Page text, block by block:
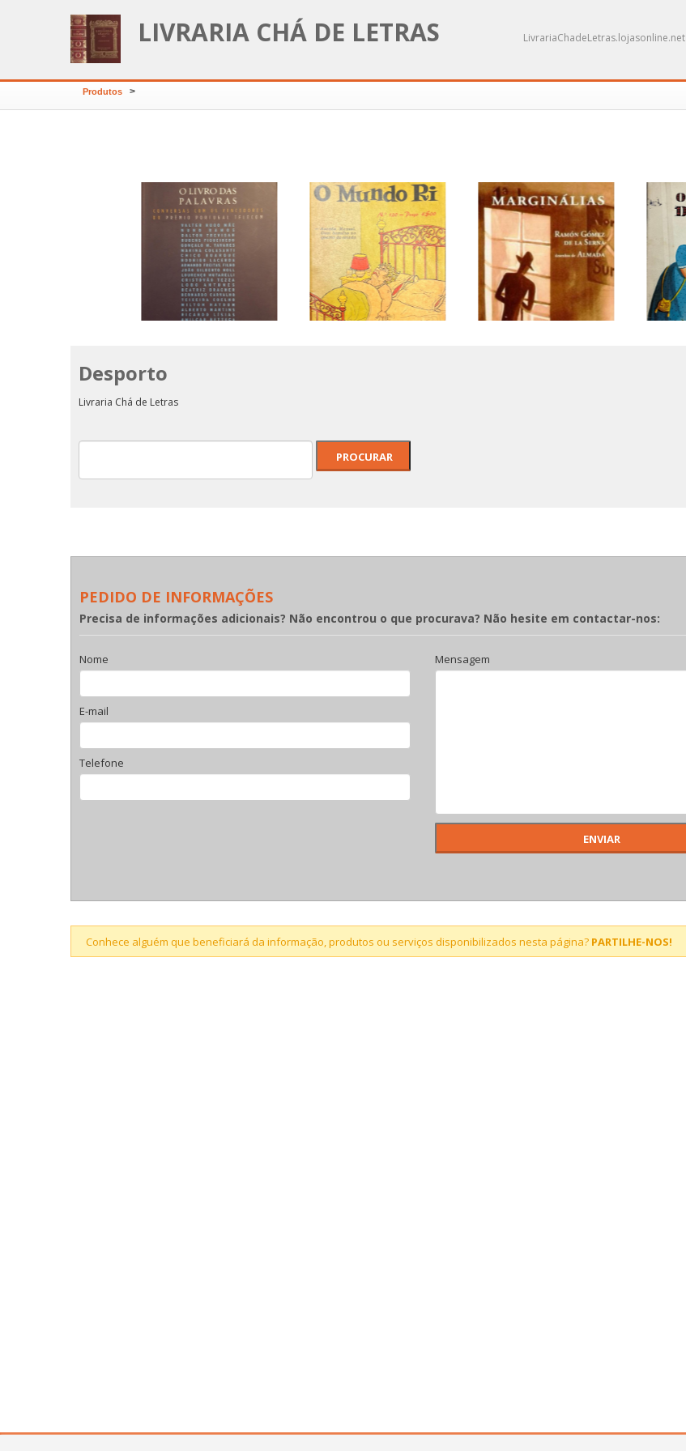
LIVRARIA CHÁ DE LETRAS LivrariaChadeLetras.lojasonline.net
Produtos >
Desporto
Livraria Chá de Letras
PEDIDO DE INFORMAÇÕES
Precisa de informações adicionais? Não encontrou o que procurava? Não hesite em contactar-nos:
Nome
E-mail
Telefone
Mensagem
Conhece alguém que beneficiará da informação, produtos ou serviços disponibilizados nesta página? PARTILHE-NOS!